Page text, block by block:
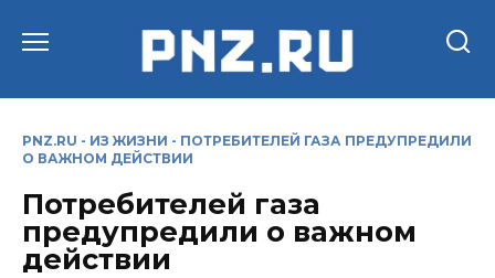
PNZ.RU - ИЗ ЖИЗНИ - ПОТРЕБИТЕЛЕЙ ГАЗА ПРЕДУПРЕДИЛИ
О ВАЖНОМ ДЕЙСТВИИ
Потребителей газа
предупредили о важном
действии